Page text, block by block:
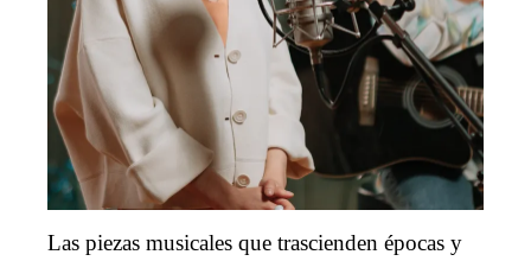
Las piezas musicales que trascienden épocas y